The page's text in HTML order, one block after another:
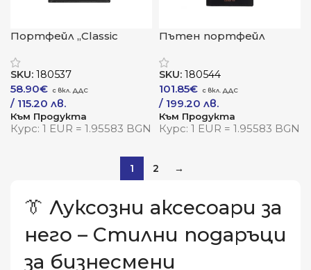
Портфейл „Classic
SKU: 180537
58.90€
/ 115.20 лв.
Към Продукта
Курс: 1 EUR = 1.95583 BGN
Пътен портфейл
SKU: 180544
101.85€
/ 199.20 лв.
Към Продукта
Курс: 1 EUR = 1.95583 BGN
1 2 →
👔 Луксозни аксесоари за
него – Стилни подаръци
за бизнесмени